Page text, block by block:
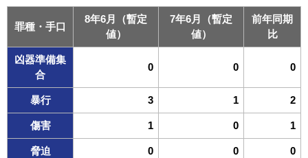
罪種・手口
8年6月（暫定
値）
7年6月（暫定
値）
前年同期
比
凶器準備集
合
0 0 0
暴行 3 1 2
傷害 1 0 1
脅迫 0 0 0